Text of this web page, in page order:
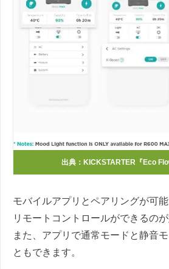
出典： KICKSTARTER『Eco
モバイルアプリとペアリングが可能
リモートコントロールができるのが
また、アプリで通常モードと静音
ともできます。